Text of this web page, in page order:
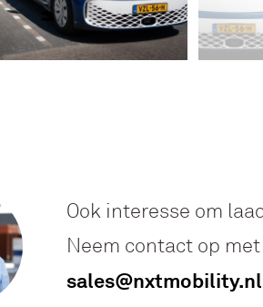
Ook interesse om
Neem contact op
sales@nxtmobility.nl